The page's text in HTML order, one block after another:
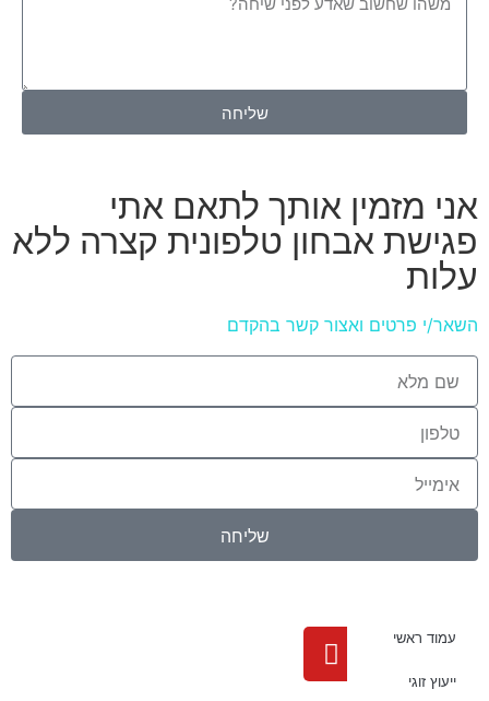
שליחה
אני מזמין אותך לתאם אתי
פגישת אבחון טלפונית קצרה ללא
עלות
השאר/י פרטים ואצור קשר בהקדם
שליחה
עמוד ראשי
ייעוץ זוגי